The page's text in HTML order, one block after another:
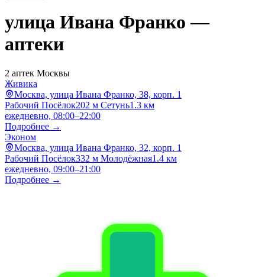
улица Ивана Франко —
аптеки
2 аптек Москвы
Живика
Москва, улица Ивана Франко, 38, корп. 1
Рабочий Посёлок202 м Сетунь1.3 км
ежедневно, 08:00–22:00
Подробнее →
Эконом
Москва, улица Ивана Франко, 32, корп. 1
Рабочий Посёлок332 м Молодёжная1.4 км
ежедневно, 09:00–21:00
Подробнее →